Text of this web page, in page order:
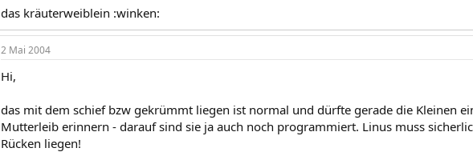
das kräuterweiblein :winken:
2 Mai 2004
Hi,
das mit dem schief bzw gekrümmt liegen ist normal und dürfte gerade die Kleinen
Mutterleib erinnern - darauf sind sie ja auch noch programmiert. Linus muss
Rücken liegen!